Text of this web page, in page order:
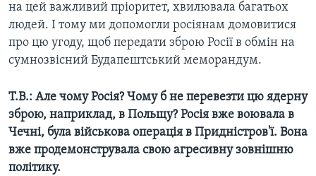
на цей важливий пріоритет, хвилювала багатьох
людей. І тому ми допомогли росіянам домовитися
про цю угоду, щоб передати зброю Росії в обмін на
сумнозвісний Будапештський меморандум.
Т.В.: Але чому Росія? Чому б не перевезти цю ядерну
зброю, наприклад, в Польщу? Росія вже воювала в
Чечні, була військова операція в Придністров'ї. Вона
вже продемонструвала свою агресивну зовнішню
політику.